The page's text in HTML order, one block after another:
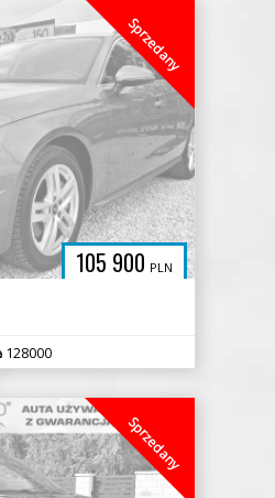
105 900 PLN
Sprzedany
128000
Sprzedany